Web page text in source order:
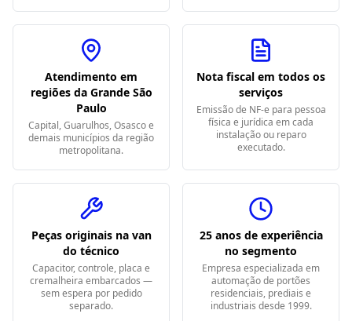
Atendimento em
regiões da Grande São
Paulo
Capital, Guarulhos, Osasco e
demais municípios da região
metropolitana.
Nota fiscal em todos os
serviços
Emissão de NF-e para pessoa
física e jurídica em cada
instalação ou reparo
executado.
Peças originais na van
do técnico
Capacitor, controle, placa e
cremalheira embarcados —
sem espera por pedido
separado.
25 anos de experiência
no segmento
Empresa especializada em
automação de portões
residenciais, prediais e
industriais desde 1999.